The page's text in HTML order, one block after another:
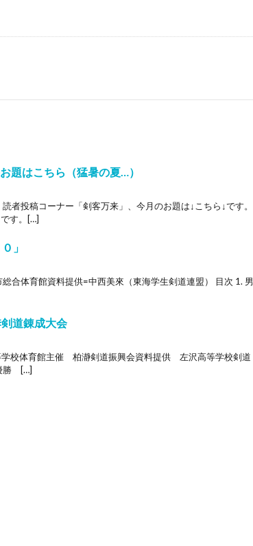
題はこちら（猛暑の夏…）
者投稿コーナー「剣客万来」、今月のお題は↓こちら↓です。
す。[…]
」
合体育館資料提供=中西美來（東海学生剣道連盟） 目次 1. 男
道錬成大会
校体育館主催 柏瀞剣道振興会資料提供 左沢高等学校剣道
勝 […]